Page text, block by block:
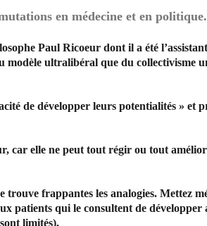
en médecine et en politique.
Paul Ricoeur dont il a été
ultralibéral que du collectivisme
de développer leurs potentialités » et
car elle ne peut tout régir ou tout
frappantes les analogies. Mettez
patients qui le consultent de
limités).